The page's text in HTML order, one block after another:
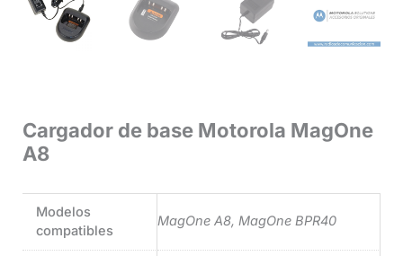
Cargador de base Motorola MagOne
A8
Modelos
compatibles
MagOne A8, MagOne BPR40